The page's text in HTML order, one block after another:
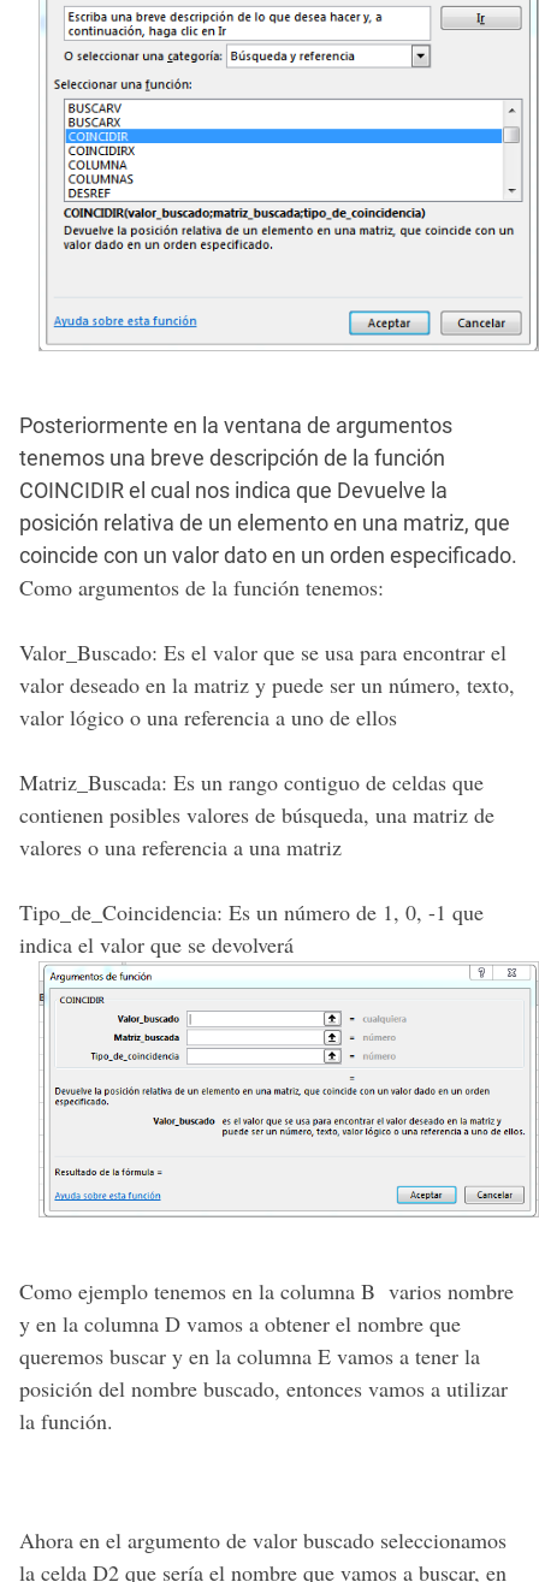
Posteriormente en la ventana de argumentos
tenemos una breve descripción de la función
COINCIDIR el cual nos indica que Devuelve la
posición relativa de un elemento en una matriz, que
coincide con un valor dato en un orden especificado.
Como argumentos de la función tenemos:
Valor_Buscado: Es el valor que se usa para encontrar el
valor deseado en la matriz y puede ser un número, texto,
valor lógico o una referencia a uno de ellos
Matriz_Buscada: Es un rango contiguo de celdas que
contienen posibles valores de búsqueda, una matriz de
valores o una referencia a una matriz
Tipo_de_Coincidencia: Es un número de 1, 0, -1 que
indica el valor que se devolverá
Como ejemplo tenemos en la columna B varios nombre
y en la columna D vamos a obtener el nombre que
queremos buscar y en la columna E vamos a tener la
posición del nombre buscado, entonces vamos a utilizar
la función.
Ahora en el argumento de valor buscado seleccionamos
la celda D2 que sería el nombre que vamos a buscar, en